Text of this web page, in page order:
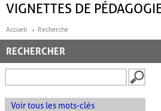
VIGNETTES DE
Accueil Recherche
RECHERCHER
Voir tous les mots-clés